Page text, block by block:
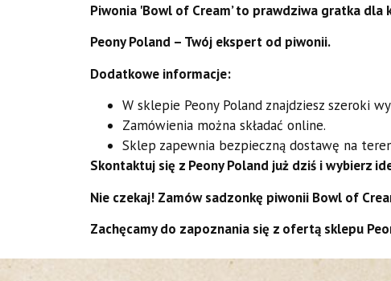
Piwonia 'Bowl of Cream’ to prawdziwa gratka dla
Peony Poland – Twój ekspert od piwonii.
Dodatkowe informacje:
W sklepie Peony Poland znajdziesz szeroki
Zamówienia można składać online.
Sklep zapewnia bezpieczną dostawę na
Skontaktuj się z Peony Poland już dziś i wybierz
Nie czekaj! Zamów sadzonkę piwonii Bowl of
Zachęcamy do zapoznania się z ofertą sklepu